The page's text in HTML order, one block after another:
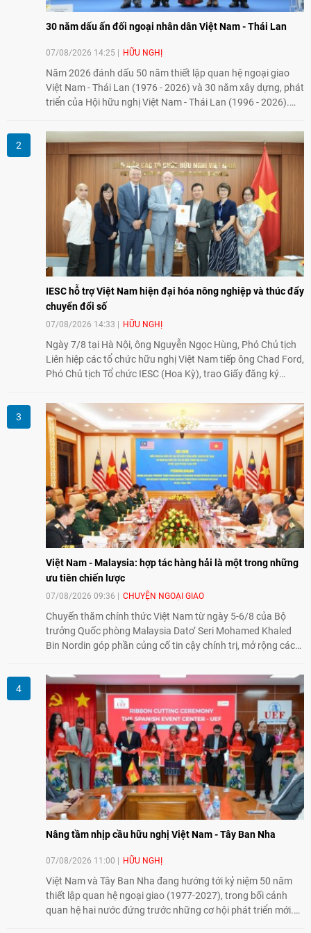
30 năm dấu ấn đối ngoại nhân dân Việt Nam - Thái Lan
07/08/2026 14:25 HỮU NGHỊ
Năm 2026 đánh dấu 50 năm thiết lập quan hệ ngoại giao
Việt Nam - Thái Lan (1976 - 2026) và 30 năm xây dựng, phát
triển của Hội hữu nghị Việt Nam - Thái Lan (1996 - 2026).
tình hữu nghị, đồng thời từng bước mở rộng hoạt động từ
giao lưu truyền thống sang kết nối địa phương, doanh
nghiệp, giáo dục, văn hóa và thế hệ trẻ, góp phần tăng
cường sự hiểu biết và hợp tác giữa nhân dân hai nước.
IESC hỗ trợ Việt Nam hiện đại hóa nông nghiệp và thúc đẩy
chuyển đổi số
07/08/2026 14:33 HỮU NGHỊ
Ngày 7/8 tại Hà Nội, ông Nguyễn Ngọc Hùng, Phó Chủ tịch
Liên hiệp các tổ chức hữu nghị Việt Nam tiếp ông Chad Ford,
Phó Chủ tịch Tổ chức IESC (Hoa Kỳ), trao Giấy đăng ký
đổi về định hướng triển khai Dự án "Mở rộng Thương mại
Nông nghiệp và An toàn thực phẩm Hoa Kỳ - Việt Nam",
hướng tới thúc đẩy chuyển đổi số, hiện đại hóa nông nghiệp
và mở rộng hợp tác phát triển giữa hai nước.
Việt Nam - Malaysia: hợp tác hàng hải là một trong những
ưu tiên chiến lược
07/08/2026 09:36 CHUYỆN NGOẠI GIAO
Chuyến thăm chính thức Việt Nam từ ngày 5-6/8 của Bộ
trưởng Quốc phòng Malaysia Dato’ Seri Mohamed Khaled
Bin Nordin góp phần củng cố tin cậy chính trị, mở rộng các
Malaysia theo hướng ngày càng thực chất.
Nâng tầm nhịp cầu hữu nghị Việt Nam - Tây Ban Nha
07/08/2026 11:00 HỮU NGHỊ
Việt Nam và Tây Ban Nha đang hướng tới kỷ niệm 50 năm
thiết lập quan hệ ngoại giao (1977-2027), trong bối cảnh
quan hệ hai nước đứng trước những cơ hội phát triển mới.